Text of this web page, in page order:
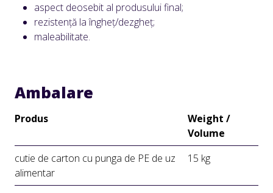
aspect deosebit al produsului final;
rezistență la îngheț/dezgheț;
maleabilitate.
Ambalare
Produs
Weight /
Volume
cutie de carton cu punga de PE de uz
alimentar
15 kg